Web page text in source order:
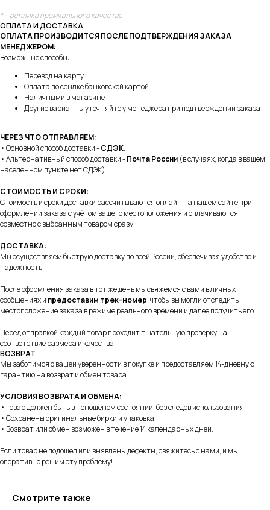
*— реплика премиального качества
ОПЛАТА И ДОСТАВКА
ОПЛАТА ПРОИЗВОДИТСЯ ПОСЛЕ ПОДТВЕРЖДЕНИЯ ЗАКАЗА
МЕНЕДЖЕРОМ:
Возможные способы:
Перевод на карту
Оплата по ссылке банковской картой
Наличными в магазине
Другие варианты уточняйте у менеджера при подтверждении заказа
ЧЕРЕЗ ЧТО ОТПРАВЛЯЕМ:
• Основной способ доставки -СДЭК.
• Альтернативный способ доставки -Почта России (в случаях, когда в вашем
населенном пункте нет СДЭК).
СТОИМОСТЬ И СРОКИ:
Стоимость и сроки доставки рассчитываются онлайн на нашем сайте при
оформлении заказа с учётом вашего местоположения и оплачиваются
совместно с выбранным товаром сразу.
ДОСТАВКА:
Мы осуществляем быструю доставку по всей России, обеспечивая удобство и
надежность.
После оформления заказа в тот же день мы свяжемся с вами в личных
сообщениях и предоставим трек-номер, чтобы вы могли отследить
местоположение заказа в режиме реального времени и далее получить его.
Перед отправкой каждый товар проходит тщательную проверку на
соответствие размера и качества.
ВОЗВРАТ
Мы заботимся о вашей уверенности в покупке и предоставляем 14-дневную
гарантию на возврат и обмен товара.
УСЛОВИЯ ВОЗВРАТА И ОБМЕНА:
• Товар должен быть в неношеном состоянии, без следов использования.
• Сохранены оригинальные бирки и упаковка.
• Возврат или обмен возможен в течение 14 календарных дней.
Если товар не подошел или выявлены дефекты, свяжитесь с нами, и мы
оперативно решим эту проблему!
Смотрите также
+7 995 122 30 95
г. Москва, ул. Русаковская, д. 27